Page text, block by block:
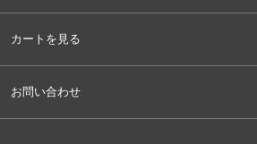
カートを見る
お問い合わせ